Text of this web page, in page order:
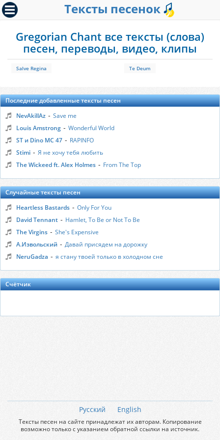
Тексты песенок
Gregorian Chant все тексты (слова)
песен, переводы, видео, клипы
Salve Regina Te Deum
Последние добавленные тексты песен
NevAkillAz - Save me
Louis Amstrong - Wonderful World
ST и Dino MC 47 - RAPINFO
Stimi - Я не хочу тебя любить
The Wickeed ft. Alex Holmes - From The Top
Случайные тексты песен
Heartless Bastards - Only For You
David Tennant - Hamlet, To Be or Not To Be
The Virgins - She's Expensive
А.Извольский - Давай присядем на дорожку
NeruGadza - я стану твоей только в холодном сне
Счётчик
Русский English
Тексты песен на сайте принадлежат их авторам. Копирование
возможно только с указанием обратной ссылки на источник.